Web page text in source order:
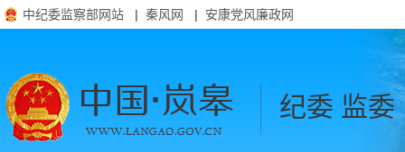
中纪委监察部网站 | 秦风网 | 安康党风廉政网
纪委 监委